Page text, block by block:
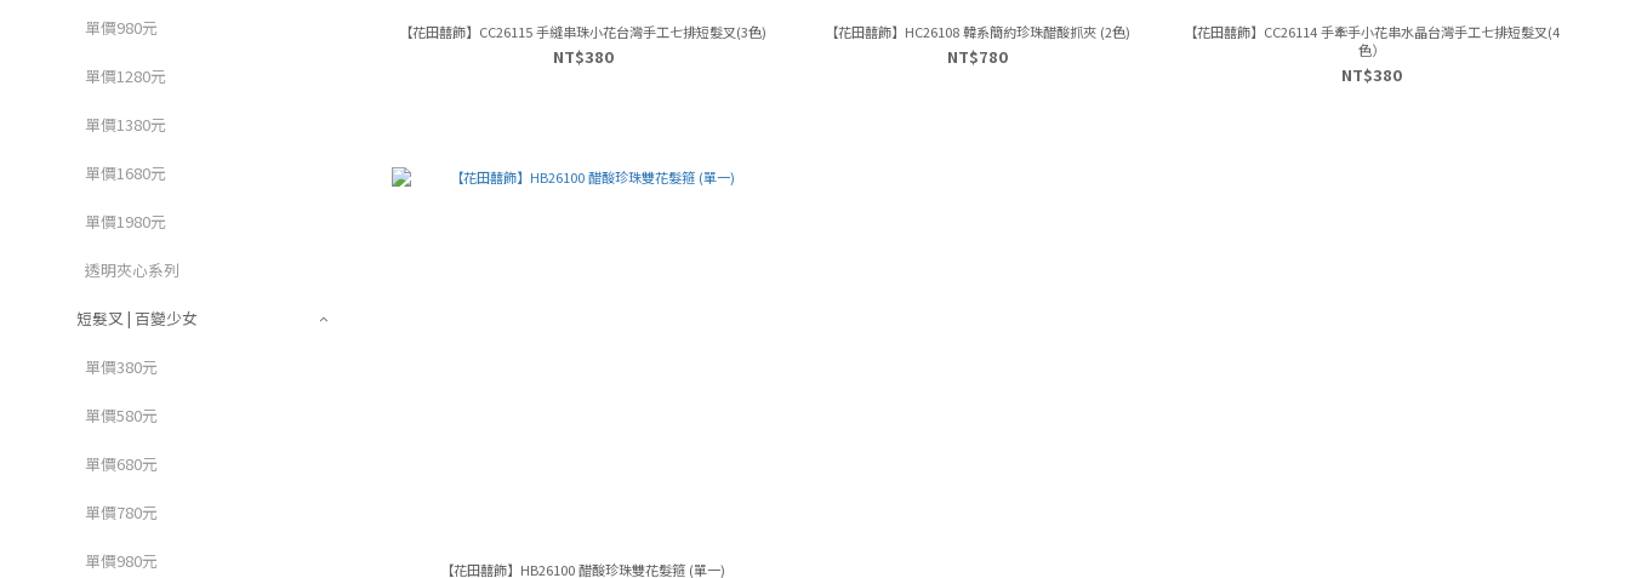
單價980元
單價1280元
單價1380元
單價1680元
單價1980元
透明夾心系列
短髮叉 | 百變少女
單價380元
單價580元
單價680元
單價780元
單價980元
【花田囍飾】CC26115 手縫串珠小花台灣手工七排短髮叉(3色)
NT$380
【花田囍飾】HC26108 韓系簡約珍珠醋酸抓夾 (2色)
NT$780
【花田囍飾】CC26114 手牽手小花串水晶台灣手工七排短髮叉(4
色）
NT$380
【花田囍飾】HB26100 醋酸珍珠雙花髮箍 (單一)